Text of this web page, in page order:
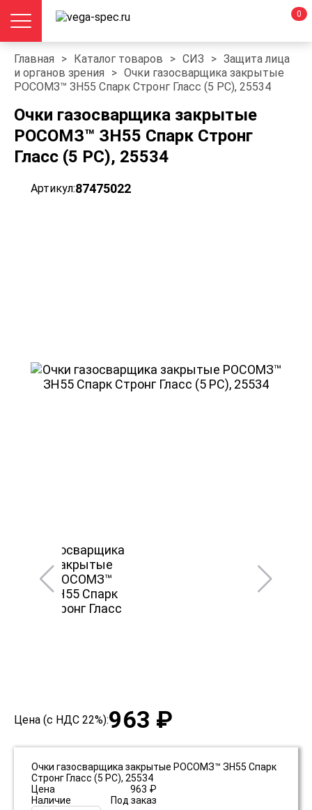
0
Главная > Каталог товаров > СИЗ > Защита лица
и органов зрения
> Очки газосварщика закрытые
РОСОМЗ™ ЗН55 Спарк Стронг Гласс (5 PC), 25534
Очки газосварщика закрытые
РОСОМЗ™ ЗН55 Спарк Стронг
Гласс (5 PC), 25534
Артикул:87475022
Цена (с НДС 22%):963 ₽
Очки газосварщика закрытые РОСОМЗ™ ЗН55 Спарк
Стронг Гласс (5 PC), 25534
Цена
963 ₽
Наличие
Под заказ